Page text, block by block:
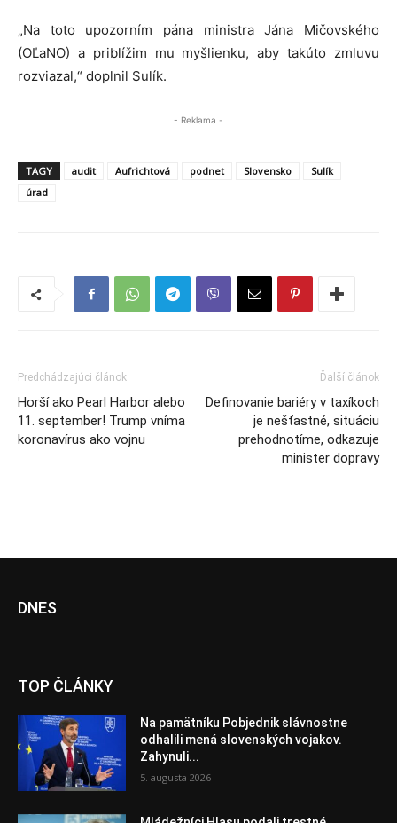
„Na toto upozorním pána ministra Jána Mičovského
(OĽaNO) a priblížim mu myšlienku, aby takúto zmluvu
rozviazal,“ doplnil Sulík.
- Reklama -
TAGY audit Aufrichtová podnet Slovensko
Sulík
úrad
Predchádzajúci článok
Horší ako Pearl Harbor alebo
11. september! Trump vníma
koronavírus ako vojnu
Ďalší článok
Definovanie bariéry v taxíkoch
je nešťastné, situáciu
prehodnotíme, odkazuje
minister dopravy
DNES
TOP ČLÁNKY
Na pamätníku Pobjednik slávnostne
odhalili mená slovenských vojakov.
Zahynuli...
5. augusta 2026